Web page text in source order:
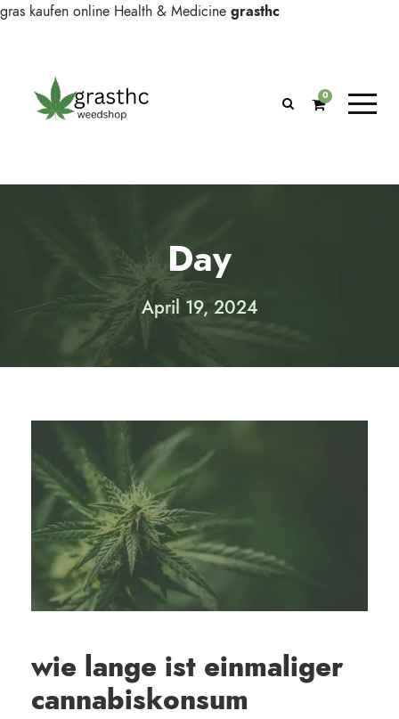
gras kaufen online Health & Medicine grasthc
0
Day
April 19, 2024
wie lange ist einmaliger
cannabiskonsum